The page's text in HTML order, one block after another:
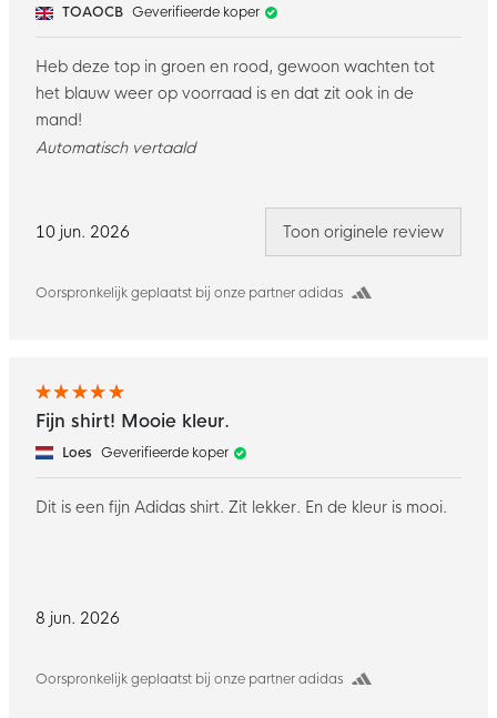
10 jun. 2026
Oorspronkelijk geplaatst bij onze partner adidas
TOAOCB Geverifieerde koper
Heb deze top in groen en rood, gewoon wachten tot
het blauw weer op voorraad is en dat zit ook in de
mand!
Automatisch vertaald
Toon originele review
8 jun. 2026
Oorspronkelijk geplaatst bij onze partner adidas
Fijn shirt! Mooie kleur.
Loes Geverifieerde koper
Dit is een fijn Adidas shirt. Zit lekker. En de kleur is mooi.